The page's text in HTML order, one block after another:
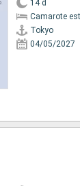
14 d
Camarote
Tokyo
04/05/2027